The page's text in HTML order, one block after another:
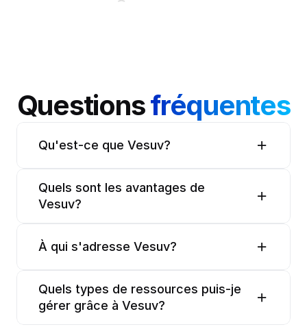
Questions fréquentes
Qu'est-ce que Vesuv?
Quels sont les avantages de
Vesuv?
À qui s'adresse Vesuv?
Quels types de ressources puis-je
gérer grâce à Vesuv?